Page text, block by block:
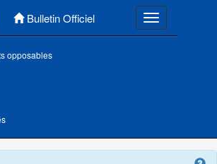
Bulletin Officiel Toggle
opposables